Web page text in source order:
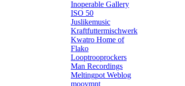
Inoperable Gallery
ISO 50
Juslikemusic
Kraftfuttermischwerk
Kwatro Home of
Flako
Looptrooprockers
Man Recordings
Meltingpot Weblog
moovmnt